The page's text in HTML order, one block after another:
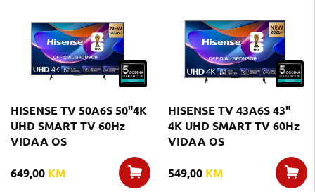
HISENSE TV 50A6S 50"4K
UHD SMART TV 60Hz
VIDAA OS
649,00 KM
HISENSE TV 43A6S 43"
4K UHD SMART TV 60Hz
VIDAA OS
549,00 KM